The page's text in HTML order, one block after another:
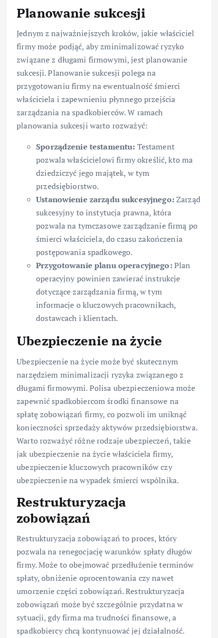
Planowanie sukcesji
Jednym z najważniejszych kroków, jakie właściciel
firmy może podjąć, aby zminimalizować ryzyko
związane z długami firmowymi, jest planowanie
sukcesji. Planowanie sukcesji polega na
przygotowaniu firmy na ewentualność śmierci
właściciela i zapewnieniu płynnego przejścia
zarządzania na spadkobierców. W ramach
planowania sukcesji warto rozważyć:
Sporządzenie testamentu: Testament
pozwala właścicielowi firmy określić, kto ma
dziedziczyć jego majątek, w tym
przedsiębiorstwo.
Ustanowienie zarządu sukcesyjnego:Zarząd
sukcesyjny to instytucja prawna, która
pozwala na tymczasowe zarządzanie firmą po
śmierci właściciela, do czasu zakończenia
postępowania spadkowego.
Przygotowanie planu operacyjnego:Plan
operacyjny powinien zawierać instrukcje
dotyczące zarządzania firmą, w tym
informacje o kluczowych pracownikach,
dostawcach i klientach.
Ubezpieczenie na życie
Ubezpieczenie na życie może być skutecznym
narzędziem minimalizacji ryzyka związanego z
długami firmowymi. Polisa ubezpieczeniowa może
zapewnić spadkobiercom środki finansowe na
spłatę zobowiązań firmy, co pozwoli im uniknąć
konieczności sprzedaży aktywów przedsiębiorstwa.
Warto rozważyć różne rodzaje ubezpieczeń, takie
jak ubezpieczenie na życie właściciela firmy,
ubezpieczenie kluczowych pracowników czy
ubezpieczenie na wypadek śmierci wspólnika.
Restrukturyzacja
zobowiązań
Restrukturyzacja zobowiązań to proces, który
pozwala na renegocjację warunków spłaty długów
firmy. Może to obejmować przedłużenie terminów
spłaty, obniżenie oprocentowania czy nawet
umorzenie części zobowiązań. Restrukturyzacja
zobowiązań może być szczególnie przydatna w
sytuacji, gdy firma ma trudności finansowe, a
spadkobiercy chcą kontynuować jej działalność.